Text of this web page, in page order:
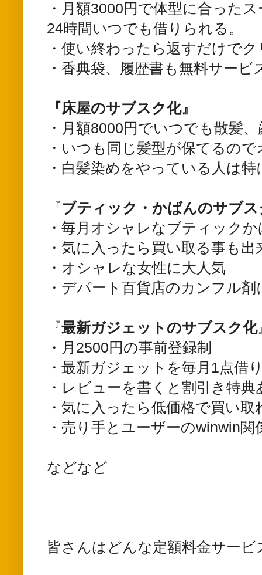
・月額3000円で体型に合った
24時間いつでも借りられる。
・使い終わったら返すだけで
・香典袋、履歴書も無料サービ
『床屋のサブスク化』
・月額8000円でいつでも散髪
・いつも同じ髪型が保てるの
・白髪染めをやっている人は特
『ブティック・かばんのサブス
・毎月オシャレなブティック
・気に入ったら買い取る事も出
・オシャレな女性に大人気
・デパート百貨店のカンフル
『最新ガジェットのサブスク化
・月2500円の事前登録制
・最新ガジェットを毎月1点借
・レビューを書くと割引き特典
・気に入ったら低価格で買い取
・売り手とユーザーのwinwin
などなど
皆さんはどんな定額料金サー